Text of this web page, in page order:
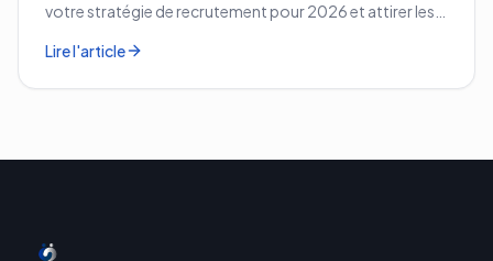
votre stratégie de recrutement pour 2026 et attirer les
Lire l'article